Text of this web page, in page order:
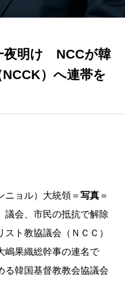
夜明け NCCが韓
）へ連帯を
ョル）大統領＝ 写真 ＝
議会、市民の抵抗で解除
ト教協議会（ＮＣＣ）
嶋果織総幹事の連名で
る韓国基督教教会協議会